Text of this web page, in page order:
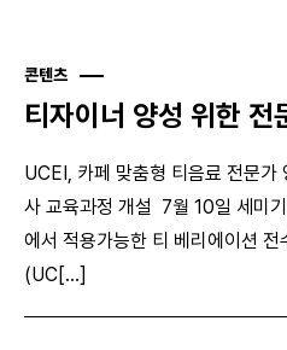
콘텐츠
티자이너 양성 위한 전
UCEI, 카페 맞춤형 티음료 전문가
사 교육과정 개설 7월 10일 세미
에서 적용가능한 티 베리에이션
(UC[...]